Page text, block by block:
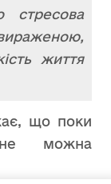
стресова
життя
що поки
можна